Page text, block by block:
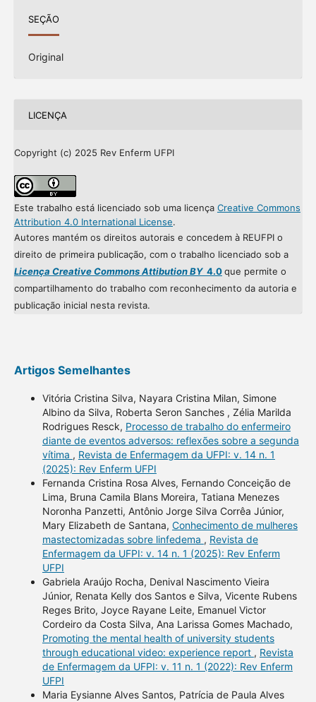
SEÇÃO
Original
LICENÇA
Copyright (c) 2025 Rev Enferm UFPI
Este trabalho está licenciado sob uma licença Creative Commons
Attribution 4.0 International License.
Autores mantém os direitos autorais e concedem à REUFPI o
direito de primeira publicação, com o trabalho licenciado sob a
Licença Creative Commons Attibution BY4.0que permite o
compartilhamento do trabalho com reconhecimento da autoria e
publicação inicial nesta revista.
Artigos Semelhantes
Vitória Cristina Silva, Nayara Cristina Milan, Simone
Albino da Silva, Roberta Seron Sanches , Zélia Marilda
Rodrigues Resck, Processo de trabalho do enfermeiro
diante de eventos adversos: reflexões sobre a segunda
vítima , Revista de Enfermagem da UFPI: v. 14 n. 1
(2025): Rev Enferm UFPI
Fernanda Cristina Rosa Alves, Fernando Conceição de
Lima, Bruna Camila Blans Moreira, Tatiana Menezes
Noronha Panzetti, Antônio Jorge Silva Corrêa Júnior,
Mary Elizabeth de Santana, Conhecimento de mulheres
mastectomizadas sobre linfedema , Revista de
Enfermagem da UFPI: v. 14 n. 1 (2025): Rev Enferm
UFPI
Gabriela Araújo Rocha, Denival Nascimento Vieira
Júnior, Renata Kelly dos Santos e Silva, Vicente Rubens
Reges Brito, Joyce Rayane Leite, Emanuel Victor
Cordeiro da Costa Silva, Ana Larissa Gomes Machado,
Promoting the mental health of university students
through educational video: experience report , Revista
de Enfermagem da UFPI: v. 11 n. 1 (2022): Rev Enferm
UFPI
Maria Eysianne Alves Santos, Patrícia de Paula Alves